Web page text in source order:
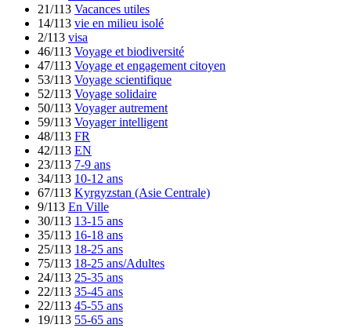
21/113 Vacances utiles
14/113 vie en milieu isolé
2/113 visa
46/113 Voyage et biodiversité
47/113 Voyage et engagement citoyen
53/113 Voyage scientifique
52/113 Voyage solidaire
50/113 Voyager autrement
59/113 Voyager intelligent
48/113 FR
42/113 EN
23/113 7-9 ans
34/113 10-12 ans
67/113 Kyrgyzstan (Asie Centrale)
9/113 En Ville
30/113 13-15 ans
35/113 16-18 ans
25/113 18-25 ans
75/113 18-25 ans/Adultes
24/113 25-35 ans
22/113 35-45 ans
22/113 45-55 ans
19/113 55-65 ans